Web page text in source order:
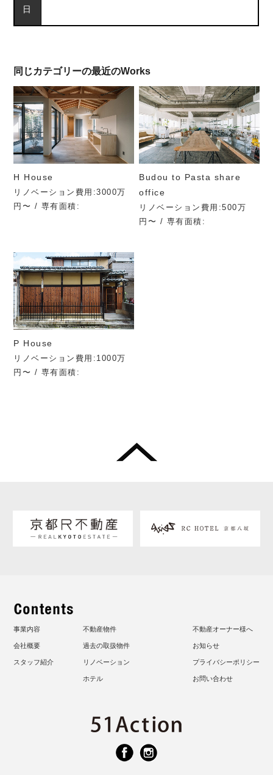
日
同じカテゴリーの最近のWorks
H House
リノベーション費用:3000万
円〜 / 専有面積:
Budou to Pasta share
office
リノベーション費用:500万
円〜 / 専有面積:
P House
リノベーション費用:1000万
円〜 / 専有面積:
事業内容
会社概要
スタッフ紹介
不動産物件
過去の取扱物件
リノベーション
ホテル
不動産オーナー様へ
お知らせ
プライバシーポリシー
お問い合わせ